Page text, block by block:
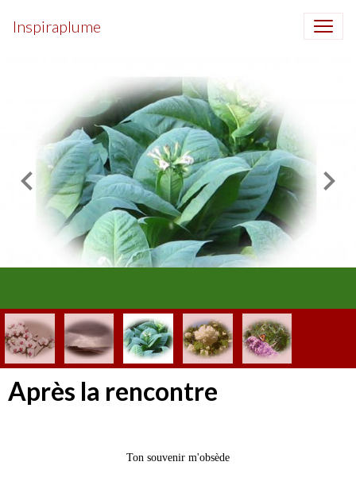
Inspiraplume
Après la rencontre
Ton souvenir m'obsède